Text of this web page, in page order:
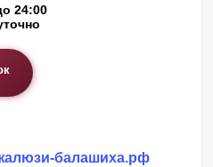
24:00
балашиха.рф